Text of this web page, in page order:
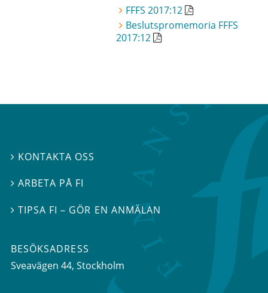
FFFS 2017:12
Beslutspromemoria FFFS
2017:12
 KONTAKTA OSS
ARBETA PÅ FI
TIPSA FI – GÖR EN ANMÄLAN
BESÖKSADRESS
Sveavägen 44, Stockholm